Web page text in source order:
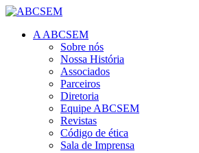
A ABCSEM
Sobre nós
Nossa História
Associados
Parceiros
Diretoria
Equipe ABCSEM
Revistas
Código de ética
Sala de Imprensa